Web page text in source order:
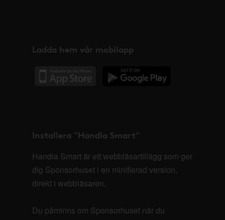
Ladda hem vår mobilapp
Installera "Handla Smart"
Handla Smart är ett webbläsartillägg som ger
dig Sponsorhuset i en minifierad version,
direkt i webbläsaren.
Du påminns om Sponsorhuset när du